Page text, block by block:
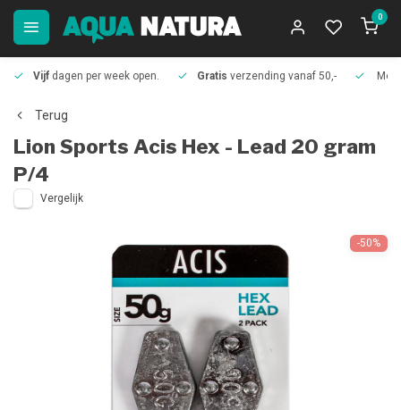
0
Vijf dagen per week open. Gratis verzending vanaf 50,-
Terug
Lion Sports Acis Hex - Lead 20 gram
P/4
Vergelijk
-50%